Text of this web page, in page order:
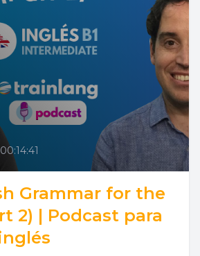
00:14:41
Grammar for the
2) | Podcast para